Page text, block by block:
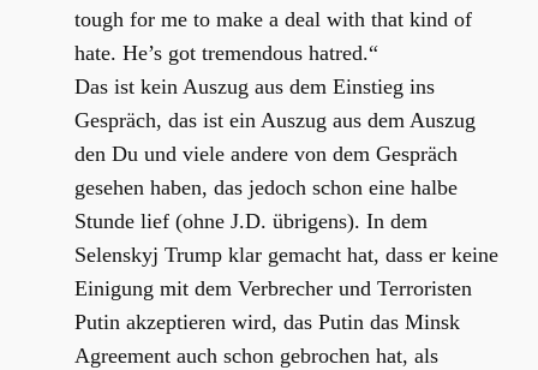
tough for me to make a deal with that kind of
hate. He’s got tremendous hatred.“
Das ist kein Auszug aus dem Einstieg ins
Gespräch, das ist ein Auszug aus dem Auszug
den Du und viele andere von dem Gespräch
gesehen haben, das jedoch schon eine halbe
Stunde lief (ohne J.D. übrigens). In dem
Selenskyj Trump klar gemacht hat, dass er keine
Einigung mit dem Verbrecher und Terroristen
Putin akzeptieren wird, das Putin das Minsk
Agreement auch schon gebrochen hat, als